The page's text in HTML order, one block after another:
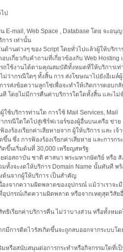
ป
mail, Web Space , Database โดย จะอนุ
าร เท่านั้น
ด้านต่างๆ ของ Script โดยทั่วไปแล้วผู้ให้บริกา
บเกี่ยวกับคำถามที่เกี่ยวข้องกับ Web Hosting
รถใช้งานได้ตามคุณสมบัติทั้งหมดที่ให้บริการเ
ม่ว่ากรณีใดๆ ทั้งสิ้น การ ส่งโฆษณาไปยังอีเมล์
รส่งข้อความลูกโซ่เพื่อจะทำให้เกิดการตอบกลั
โดยไม่มีการคืนค่าบริการใดใดทั้งสิ้น และไม่
ช้บริการท่านใด การใช้ Mail Services, Mail
กรณีใดใดไปสู่เซิร์ฟเวอร์ของผู้อื่นบนเครือ ข่าย
ร้องเรียกค่าเสียหายจาก ผู้ให้บริการ และ เจ้
น ซึ่ง การฟ้องร้องเรียกค่าเสียหาย และการกระ
ขึ้นเริ่มต้นที่ 30,000 เหรียญสหรัฐ
ต่อสถาบัน ชาติ ศาสนา พระมหากษัตริย์ หรือ สั
ทั้งจะงดให้บริการ Domain Name นั้นทันที พ
ต้นจากผู้ให้บริการ เป็นสำคัญ
งจากความผิดพลาดของอุปกรณ์ แม้ว่าเราจะมี
ปกรณ์เกิดความผิดพลาด หรือจากเหตุสุดวิสัย
ธิเรียกค่าบริการคืน ไม่ว่าบางส่วน หรือทั้งหม
มีการติดไวรัสเกิดขึ้นจะถูกลบออกจากระบบโด
หรือสนับสนุนต่อการกระทำหรือกิจกรรมใดที่เ